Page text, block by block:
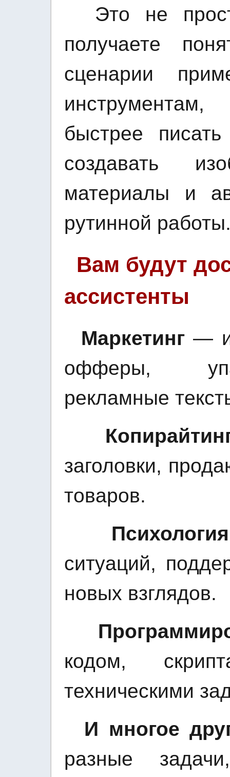
Это не
получаете
сценарии
быстрее
создавать
материалы и
рутинной
Вам будут
ассистенты
Маркетинг —
офферы,
рекламные
заголовки,
товаров.
Психология
ситуаций,
новых взглядов.
кодом,
техническими
И многое
разные